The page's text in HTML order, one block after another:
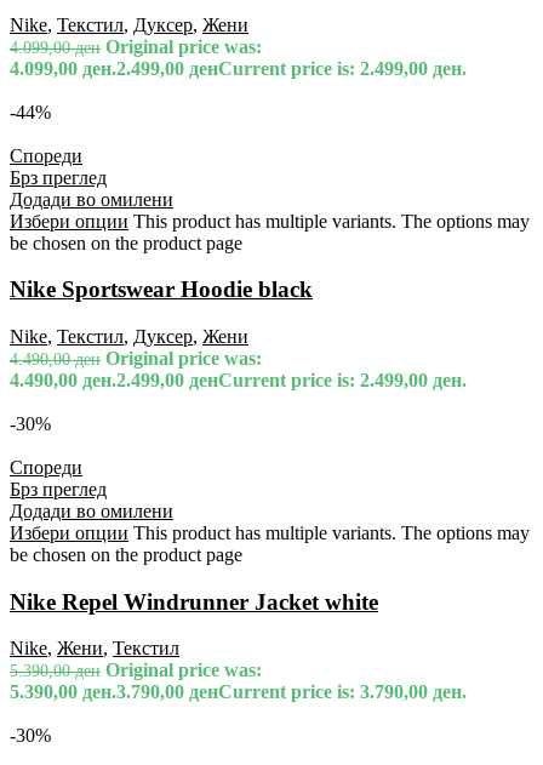
Nike, Текстил, Дуксер, Жени
4.099,00ден Original price was:
4.099,00 ден.2.499,00 денCurrent price is: 2.499,00 ден.
-44%
Спореди
Брз преглед
Додади во омилени
Избери опции This product has multiple variants. The options may
be chosen on the product page
Nike Sportswear Hoodie black
Nike, Текстил, Дуксер, Жени
4.490,00ден Original price was:
4.490,00 ден.2.499,00 денCurrent price is: 2.499,00 ден.
-30%
Спореди
Брз преглед
Додади во омилени
Избери опции This product has multiple variants. The options may
be chosen on the product page
Nike Repel Windrunner Jacket white
Nike, Жени, Текстил
5.390,00ден Original price was:
5.390,00 ден.3.790,00 денCurrent price is: 3.790,00 ден.
-30%